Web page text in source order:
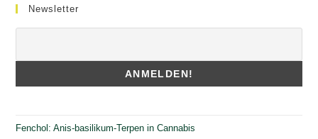
Newsletter
Fenchol: Anis-basilikum-Terpen in Cannabis